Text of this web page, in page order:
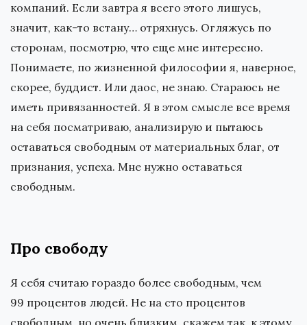
компаний. Если завтра я всего этого лишусь,
значит, как-то встану… отряхнусь. Огляжусь по
сторонам, посмотрю, что еще мне интересно.
Понимаете, по жизненной философии я, наверное,
скорее, буддист. Или даос, не знаю. Стараюсь не
иметь привязанностей. Я в этом смысле все время
на себя посматриваю, анализирую и пытаюсь
оставаться свободным от материальных благ, от
признания, успеха. Мне нужно оставаться
свободным.
Про свободу
Я себя считаю гораздо более свободным, чем
99 процентов людей. Не на сто процентов